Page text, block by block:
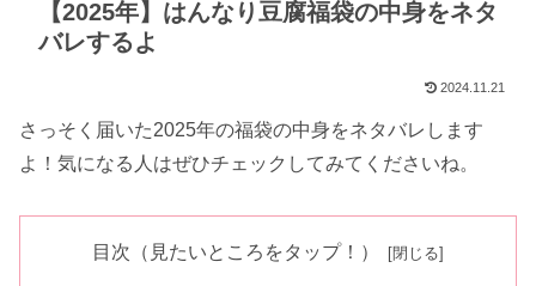
【2025年】はんなり豆腐福袋の中身をネタ
バレするよ
2024.11.21
さっそく届いた2025年の福袋の中身をネタバレします
よ！気になる人はぜひチェックしてみてくださいね。
目次（見たいところをタップ！）